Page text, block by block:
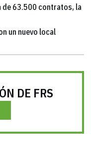
de 63.500 contratos, la
un nuevo local
DE FRS